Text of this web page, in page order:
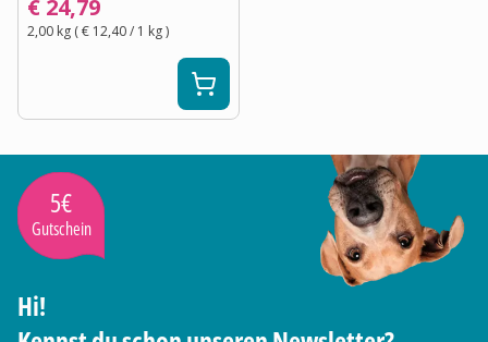
€ 24,79
2,00 kg (€ 12,40/ 1 kg)
5€
Gutschein
Hi!